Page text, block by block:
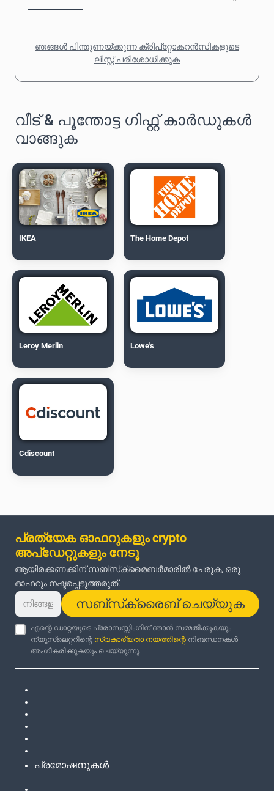
ഞങ്ങൾ പിന്തുണയ്ക്കുന്ന ക്രിപ്‌റ്റോകറൻസികളുടെ
ലിസ്റ്റ് പരിശോധിക്കുക
വീട് & പൂന്തോട്ട ഗിഫ്റ്റ് കാർഡുകൾ
വാങ്ങുക
IKEA The Home Depot
Leroy Merlin Lowe's
Cdiscount
പ്രത്യേക ഓഫറുകളും crypto
അപ്‌ഡേറ്റുകളും നേടൂ
ആയിരക്കണക്കിന് സബ്‌സ്‌ക്രൈബർമാരിൽ ചേരുക, ഒരു
ഓഫറും നഷ്ടപ്പെടുത്തരുത്.
സബ്‌സ്‌ക്രൈബ് ചെയ്യുക
എന്റെ ഡാറ്റയുടെ പ്രോസസ്സിംഗിന് ഞാൻ സമ്മതിക്കുകയും
ന്യൂസ്‌ലെറ്ററിന്റെ സ്വകാര്യതാ നയത്തിന്റെ നിബന്ധനകൾ
അംഗീകരിക്കുകയും ചെയ്യുന്നു.
പ്രമോഷനുകൾ